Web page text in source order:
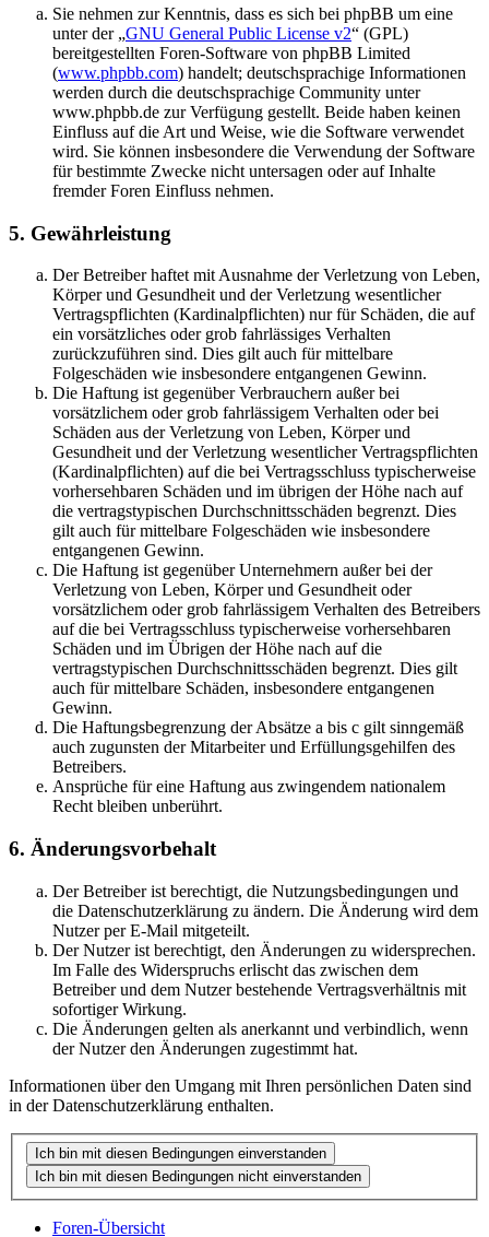
Sie nehmen zur Kenntnis, dass es sich bei phpBB um eine
unter der „GNU General Public License v2“ (GPL)
bereitgestellten Foren-Software von phpBB Limited
(www.phpbb.com) handelt; deutschsprachige Informationen
werden durch die deutschsprachige Community unter
www.phpbb.de zur Verfügung gestellt. Beide haben keinen
Einfluss auf die Art und Weise, wie die Software verwendet
wird. Sie können insbesondere die Verwendung der Software
für bestimmte Zwecke nicht untersagen oder auf Inhalte
fremder Foren Einfluss nehmen.
5. Gewährleistung
Der Betreiber haftet mit Ausnahme der Verletzung von Leben,
Körper und Gesundheit und der Verletzung wesentlicher
Vertragspflichten (Kardinalpflichten) nur für Schäden, die auf
ein vorsätzliches oder grob fahrlässiges Verhalten
zurückzuführen sind. Dies gilt auch für mittelbare
Folgeschäden wie insbesondere entgangenen Gewinn.
Die Haftung ist gegenüber Verbrauchern außer bei
vorsätzlichem oder grob fahrlässigem Verhalten oder bei
Schäden aus der Verletzung von Leben, Körper und
Gesundheit und der Verletzung wesentlicher Vertragspflichten
(Kardinalpflichten) auf die bei Vertragsschluss typischerweise
vorhersehbaren Schäden und im übrigen der Höhe nach auf
die vertragstypischen Durchschnittsschäden begrenzt. Dies
gilt auch für mittelbare Folgeschäden wie insbesondere
entgangenen Gewinn.
Die Haftung ist gegenüber Unternehmern außer bei der
Verletzung von Leben, Körper und Gesundheit oder
vorsätzlichem oder grob fahrlässigem Verhalten des Betreibers
auf die bei Vertragsschluss typischerweise vorhersehbaren
Schäden und im Übrigen der Höhe nach auf die
vertragstypischen Durchschnittsschäden begrenzt. Dies gilt
auch für mittelbare Schäden, insbesondere entgangenen
Gewinn.
Die Haftungsbegrenzung der Absätze a bis c gilt sinngemäß
auch zugunsten der Mitarbeiter und Erfüllungsgehilfen des
Betreibers.
Ansprüche für eine Haftung aus zwingendem nationalem
Recht bleiben unberührt.
6. Änderungsvorbehalt
Der Betreiber ist berechtigt, die Nutzungsbedingungen und
die Datenschutzerklärung zu ändern. Die Änderung wird dem
Nutzer per E-Mail mitgeteilt.
Der Nutzer ist berechtigt, den Änderungen zu widersprechen.
Im Falle des Widerspruchs erlischt das zwischen dem
Betreiber und dem Nutzer bestehende Vertragsverhältnis mit
sofortiger Wirkung.
Die Änderungen gelten als anerkannt und verbindlich, wenn
der Nutzer den Änderungen zugestimmt hat.
Informationen über den Umgang mit Ihren persönlichen Daten sind
in der Datenschutzerklärung enthalten.
Foren-Übersicht